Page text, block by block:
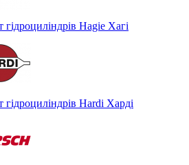
гідроциліндрів Hagie Хагі
гідроциліндрів Hardi Харді